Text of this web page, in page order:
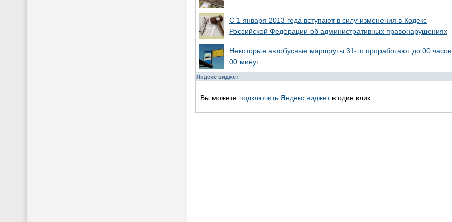
С 1 января 2013 года вступают в силу изменения в Кодекс
Российской Федерации об административных правонарушениях
Некоторые автобусные маршруты 31-го проработают до 00 часов
00 минут
Яндекс виджет
Вы можете подключить Яндекс виджетв один клик